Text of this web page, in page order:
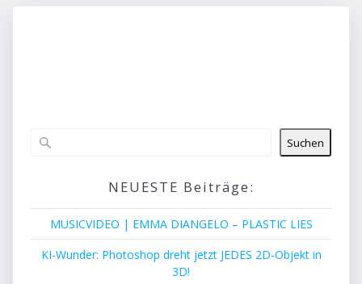
Suchen
NEUESTE Beiträge:
MUSICVIDEO | EMMA DIANGELO – PLASTIC LIES
KI-Wunder: Photoshop dreht jetzt JEDES 2D-Objekt in
3D!